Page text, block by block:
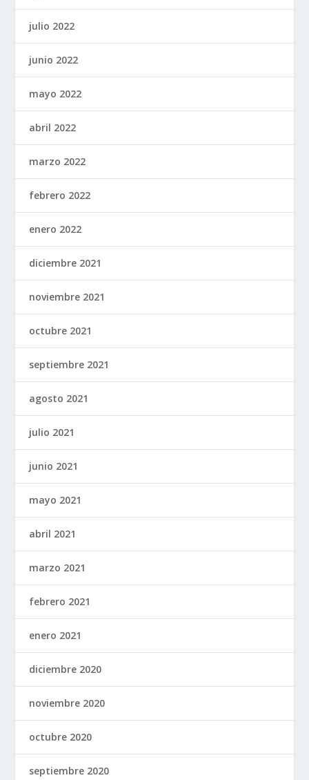
julio 2022
junio 2022
mayo 2022
abril 2022
marzo 2022
febrero 2022
enero 2022
diciembre 2021
noviembre 2021
octubre 2021
septiembre 2021
agosto 2021
julio 2021
junio 2021
mayo 2021
abril 2021
marzo 2021
febrero 2021
enero 2021
diciembre 2020
noviembre 2020
octubre 2020
septiembre 2020